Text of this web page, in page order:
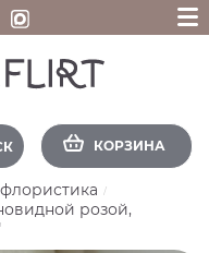
КОРЗИНА
розой,